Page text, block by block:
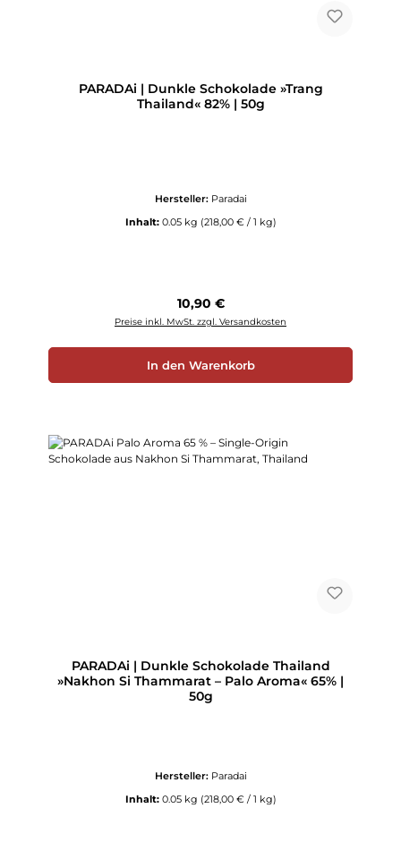
PARADAi | Dunkle Schokolade »Trang
Thailand« 82% | 50g
Hersteller: Paradai
Inhalt: 0.05 kg (218,00 € / 1 kg)
Regulärer Preis:
10,90 €
Preise inkl. MwSt. zzgl. Versandkosten
In den Warenkorb
PARADAi | Dunkle Schokolade Thailand
»Nakhon Si Thammarat – Palo Aroma« 65% |
50g
Hersteller: Paradai
Inhalt: 0.05 kg (218,00 € / 1 kg)